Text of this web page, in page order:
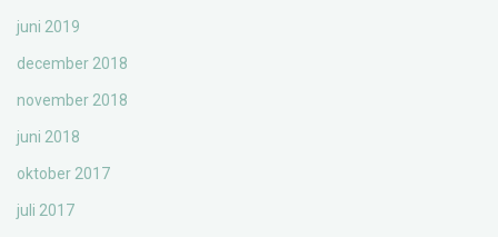
juni 2019
december 2018
november 2018
juni 2018
oktober 2017
juli 2017